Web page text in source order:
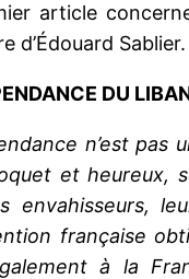
article
d’Édouard Sablier.
DU
n’est
et heureux,
envahisseurs,
française
à la